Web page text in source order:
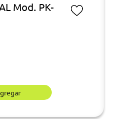
Mod. PK-